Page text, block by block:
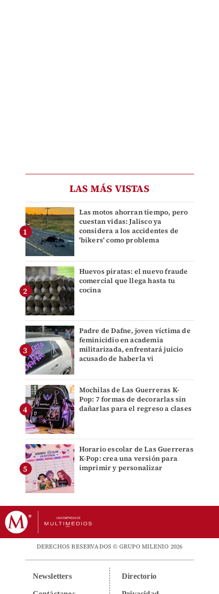
LAS MÁS VISTAS
Las motos ahorran tiempo, pero
cuestan vidas: Jalisco ya
considera a los accidentes de
'bikers' como problema
Huevos piratas: el nuevo fraude
comercial que llega hasta tu
cocina
Padre de Dafne, joven víctima de
feminicidio en academia
militarizada, enfrentará juicio
acusado de haberla vi
Mochilas de Las Guerreras K-
Pop: 7 formas de decorarlas sin
dañarlas para el regreso a clases
Horario escolar de Las Guerreras
K-Pop: crea una versión para
imprimir y personalizar
DERECHOS RESERVADOS © GRUPO MILENIO 2026
Newsletters Directorio